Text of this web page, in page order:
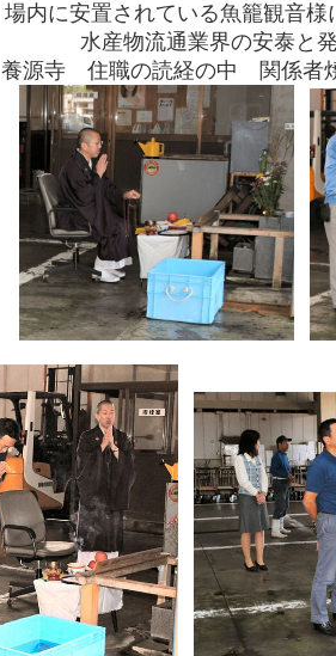
場内に安置されている魚籠観音
水産物流通業界の安泰と
養源寺 住職の読経の中 関係者